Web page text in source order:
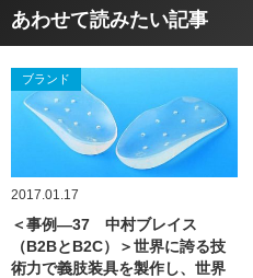
あわせて読みたい記事
ブランド
2017.01.17
＜事例―37 中村ブレイス
（B2BとB2C）＞世界に誇る技
術力で義肢装具を製作し、世界